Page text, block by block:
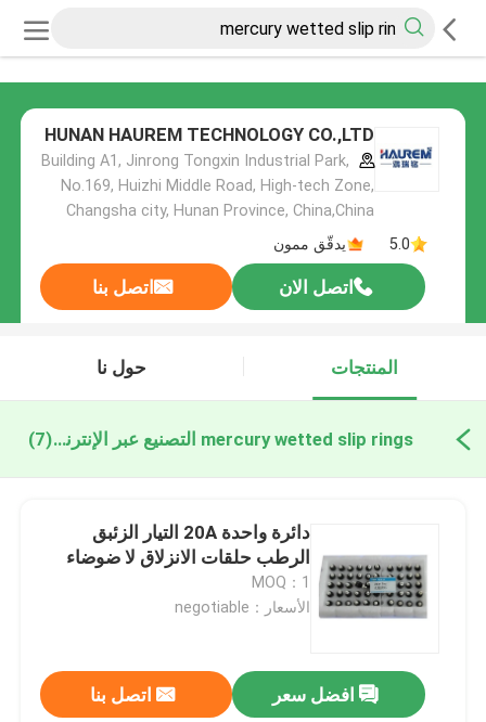
HUNAN HAUREM TECHNOLOGY CO.,LTD
Building A1, Jinrong Tongxin Industrial Park,
No.169, Huizhi Middle Road, High-tech Zone,
Changsha city, Hunan Province, China,China
5.0
يدقّق ممون
اتصل الان اتصل بنا
المنتجات حول نا
mercury wetted slip rings التصنيع عبر الإنترنت(7)
دائرة واحدة 20A التيار الزئبق
الرطب حلقات الانزلاق لا ضوضاء
MOQ：1
الأسعار：negotiable
افضل سعر اتصل بنا